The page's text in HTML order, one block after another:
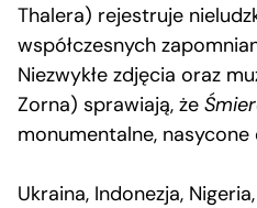
Thalera) rejestruje
współczesnych
Niezwykłe zdjęcia oraz
Zorna) sprawiają, że
monumentalne, nasycone
Ukraina, Indonezja,